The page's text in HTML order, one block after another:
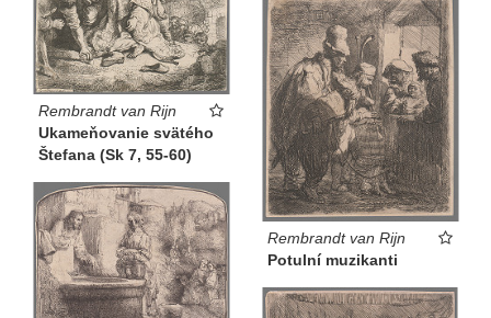
Rembrandt van Rijn
Ukameňovanie svätého
Štefana (Sk 7, 55-60)
Rembrandt van Rijn
Potulní muzikanti